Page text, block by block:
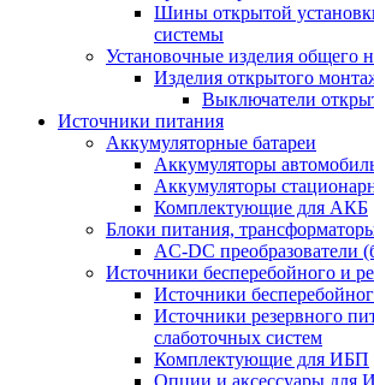
Шины открытой
системы
Установочные изделия общего
Изделия открытого
Выключатели
Источники питания
Аккумуляторные батареи
Аккумуляторы
Аккумуляторы
Комплектующие для АКБ
Блоки питания,
AC-DC преобразователи
Источники бесперебойного и
Источники
Источники резервного
слаботочных систем
Комплектующие для ИБП
Опции и аксессуары для